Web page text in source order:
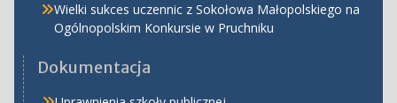
Wielki sukces uczennic z Sokołowa Małopolskiego na
Ogólnopolskim Konkursie w Pruchniku
Dokumentacja